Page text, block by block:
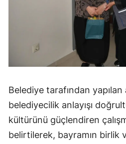
Belediye tarafından yapılan
belediyecilik anlayışı
kültürünü güçlendiren
belirtilerek, bayramın birlik